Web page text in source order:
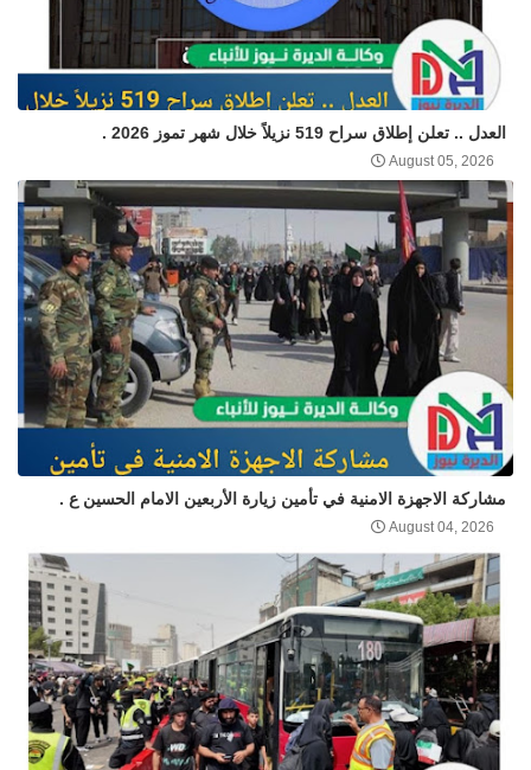
العدل .. تعلن إطلاق سراح 519 نزيلاً خلال شهر تموز 2026 .
August 05, 2026
مشاركة الاجهزة الامنية في تأمين زيارة الأربعين الامام الحسين ع .
August 04, 2026